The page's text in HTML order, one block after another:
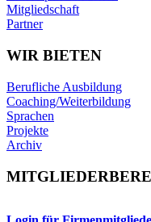
Mitgliedschaft
Partner
WIR BIETEN
Berufliche Ausbildung
Coaching/Weiterbildung
Sprachen
Projekte
Archiv